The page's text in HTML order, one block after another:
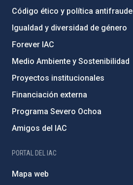
Código ético y política antifraude
Igualdad y diversidad de género
Forever IAC
Medio Ambiente y Sostenibilidad
Proyectos institucionales
Financiación externa
Programa Severo Ochoa
Amigos del IAC
PORTAL DEL IAC
Mapa web